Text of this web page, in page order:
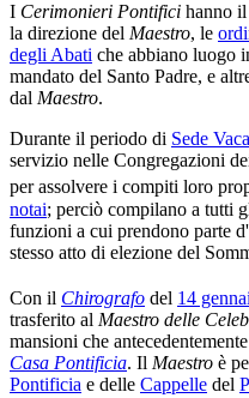
I Cerimonieri Pontifici hanno
la direzione del Maestro, le
degli Abati che abbiano luogo
mandato del Santo Padre, e
dal Maestro.
Durante il periodo di Sede
servizio nelle Congregazioni
per assolvere i compiti loro
notai; perciò compilano a tutti
funzioni a cui prendono parte
stesso atto di elezione del
Con il Chirografo del 14
trasferito al Maestro delle
mansioni che
Casa Pontificia. Il Maestro è
Pontificia e delle Cappelle del